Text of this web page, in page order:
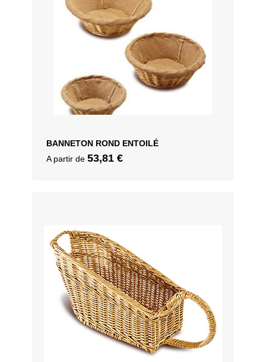
BANNETON ROND ENTOILÉ
A partir de 53,81 €